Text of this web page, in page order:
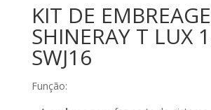
KIT DE
SHINERAY T LUX
SWJ16
Função: